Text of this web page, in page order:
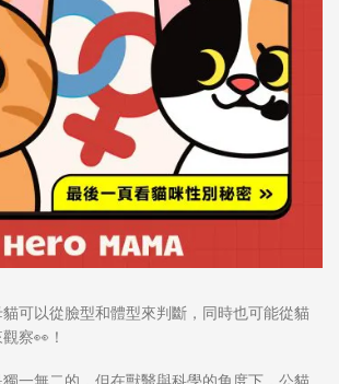
可以從臉型和體型來判斷，同時也可能從貓
察👀！